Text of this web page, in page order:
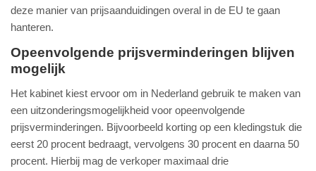
deze manier van prijsaanduidingen overal in de EU te gaan
hanteren.
Opeenvolgende prijsverminderingen blijven
mogelijk
Het kabinet kiest ervoor om in Nederland gebruik te maken van
een uitzonderingsmogelijkheid voor opeenvolgende
prijsverminderingen. Bijvoorbeeld korting op een kledingstuk die
eerst 20 procent bedraagt, vervolgens 30 procent en daarna 50
procent. Hierbij mag de verkoper maximaal drie